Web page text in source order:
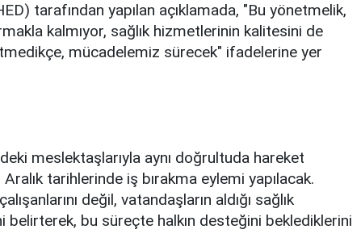
tarafından yapılan açıklamada, "Bu yönetmelik,
kalmıyor, sağlık hizmetlerinin kalitesini de
mücadelemiz sürecek" ifadelerine yer
meslektaşlarıyla aynı doğrultuda hareket
tarihlerinde iş bırakma eylemi yapılacak.
değil, vatandaşların aldığı sağlık
bu süreçte halkın desteğini beklediklerini